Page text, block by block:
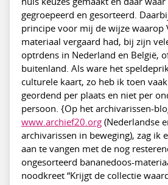
gegroepeerd en gesorteerd.
principe voor mij de wijze waarop
materiaal vergaard had, bij zijn
optrdens in Nederland en België,
buitenland. Als ware het
culturele kaart, zo heb ik toen
geordend per plaats en niet per
persoon. {Op het archivarissen-
www.archief20.org(Nederlandse
archivarissen in beweging), zag ik
aan te vangen met de nog
ongesorteerd bananedoos-
noodkreet “Krijgt de collectie